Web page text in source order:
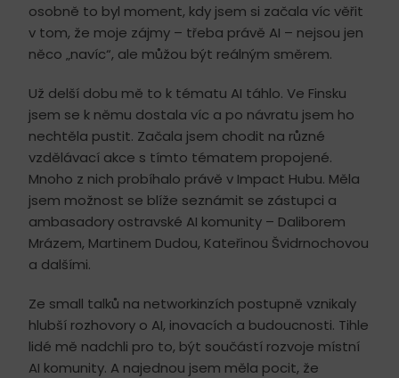
osobně to byl moment, kdy jsem si začala víc věřit
v tom, že moje zájmy – třeba právě AI – nejsou jen
něco „navíc“, ale můžou být reálným směrem.
Už delší dobu mě to k tématu AI táhlo. Ve Finsku
jsem se k němu dostala víc a po návratu jsem ho
nechtěla pustit. Začala jsem chodit na různé
vzdělávací akce s tímto tématem propojené.
Mnoho z nich probíhalo právě v Impact Hubu. Měla
jsem možnost se blíže seznámit se zástupci a
ambasadory ostravské AI komunity – Daliborem
Mrázem, Martinem Dudou, Kateřinou Švidrnochovou
a dalšími.
Ze small talků na networkinzích postupně vznikaly
hlubší rozhovory o AI, inovacích a budoucnosti. Tihle
lidé mě nadchli pro to, být součástí rozvoje místní
AI komunity. A najednou jsem měla pocit, že